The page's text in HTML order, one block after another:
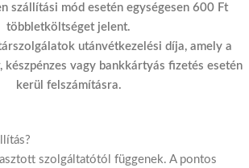
szállítási mód esetén egységesen 600 Ft
többletköltséget jelent.
utánvétkezelési díja, amely a
készpénzes vagy bankkártyás fizetés esetén
kerül felszámításra.
szolgáltatótól függenek. A pontos